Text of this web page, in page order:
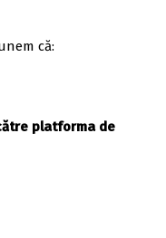
că:
platforma de